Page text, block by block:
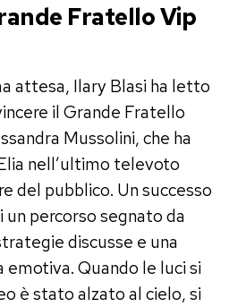
Fratello Vip
attesa, Ilary Blasi ha letto
il Grande Fratello
Mussolini, che ha
nell’ultimo televoto
del pubblico. Un successo
percorso segnato da
discusse e una
Quando le luci si
è stato alzato al cielo, si